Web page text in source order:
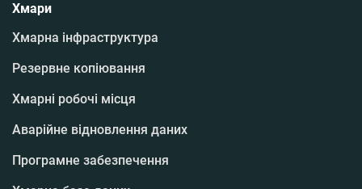
Хмари
Хмарна інфраструктура
Резервне копіювання
Хмарні робочі місця
Аварійне відновлення даних
Програмне забезпечення